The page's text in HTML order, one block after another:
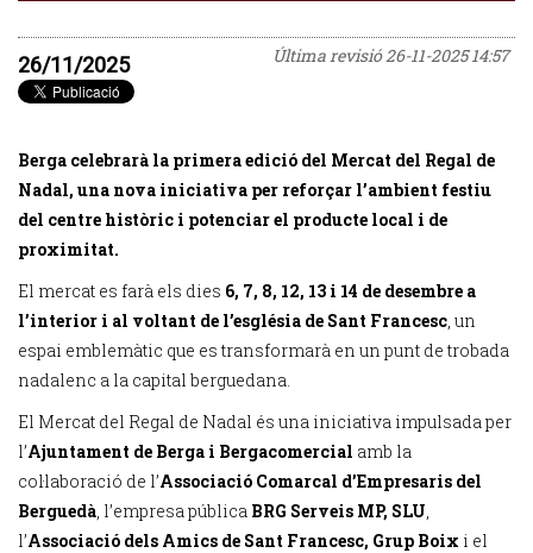
Última revisió26-11-2025 14:57
26/11/2025
Berga celebrarà la primera edició del Mercat del Regal de
Nadal, una nova iniciativa per reforçar l’ambient festiu
del centre històric i potenciar el producte local i de
proximitat.
El mercat es farà els dies 6, 7, 8, 12, 13 i 14 de desembre a
l’interior i al voltant de l’església de Sant Francesc, un
espai emblemàtic que es transformarà en un punt de trobada
nadalenc a la capital berguedana.
El Mercat del Regal de Nadal és una iniciativa impulsada per
l’Ajuntament de Berga i Bergacomercial amb la
col·laboració de l’Associació Comarcal d’Empresaris del
Berguedà, l’empresa pública BRG Serveis MP, SLU,
l’Associació dels Amics de Sant Francesc, Grup Boix i el